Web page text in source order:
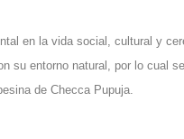
en la vida social, cultural y
su entorno natural, por lo cual
de Checca Pupuja.